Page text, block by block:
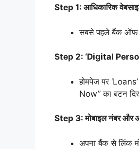
Step 1: आधिकारिक
सबसे पहले बैंक ऑफ
Step 2: ‘Digital
होमपेज पर
Now” का बटन
Step 3: मोबाइल नंबर और
अपना बैंक से लिंक